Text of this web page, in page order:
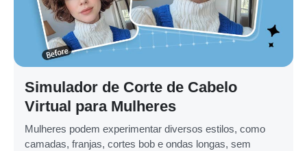
Simulador de Corte de Cabelo
Virtual para Mulheres
Mulheres podem experimentar diversos estilos, como
camadas, franjas, cortes bob e ondas longas, sem